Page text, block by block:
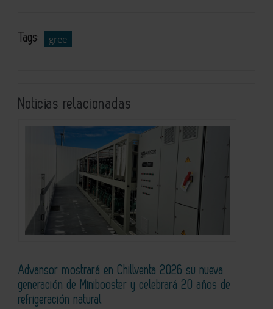
Tags: gree
Noticias relacionadas
Advansor mostrará en Chillventa 2026 su nueva
generación de Minibooster y celebrará 20 años de
refrigeración natural